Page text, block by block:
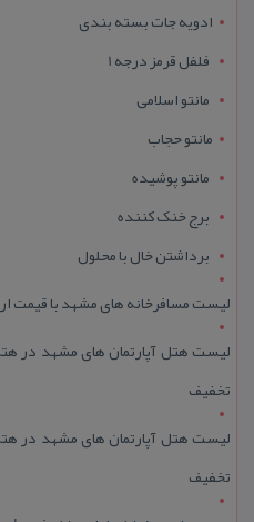
ادویه جات بسته بندی
فلفل قرمز درجه 1
مانتو اسلامی
مانتو حجاب
مانتو پوشیده
برج خنک کننده
برداشتن خال با محلول
لیست مسافرخانه های مشهد با قیمت ارزان +
تخفیف
تخفیف